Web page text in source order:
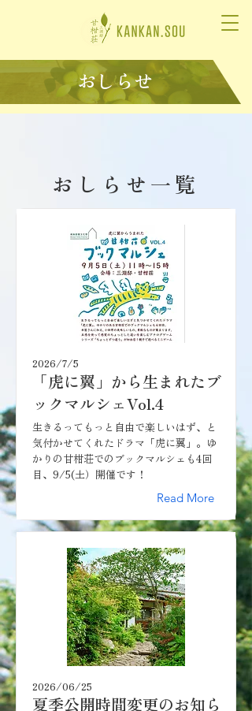
おしらせ
​おしらせ一覧
2026/7/5
「虎に翼」から生まれたブ
ックマルシェVol.4
生きるってもっと自由で楽しいはず、と
気付かせてくれたドラマ「虎に翼」。ゆ
かりの甘柑荘でのブックマルシェも4回
目、9/5(土）開催です！
Read More
2026/06/25
夏季公開時間変更のお知ら